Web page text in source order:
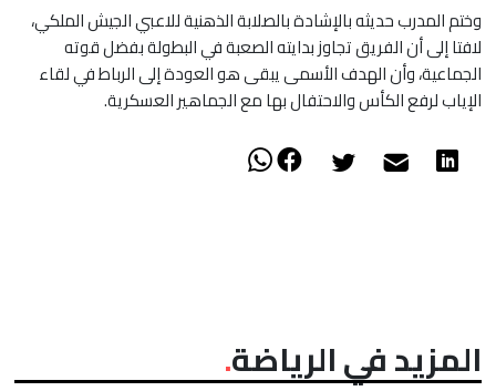
وختم المدرب حديثه بالإشادة بالصلابة الذهنية للاعبي الجيش الملكي،
لافتا إلى أن الفريق تجاوز بدايته الصعبة في البطولة بفضل قوته
الجماعية، وأن الهدف الأسمى يبقى هو العودة إلى الرباط في لقاء
الإياب لرفع الكأس والاحتفال بها مع الجماهير العسكرية.
المزيد في الرياضة